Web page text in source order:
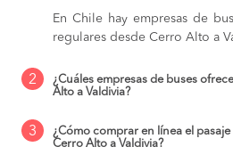
En Chile hay empresas de
regulares desde Cerro Alto a
2
¿Cuáles empresas de buses
Alto a Valdivia?
3
¿Cómo comprar en línea el
Cerro Alto a Valdivia?